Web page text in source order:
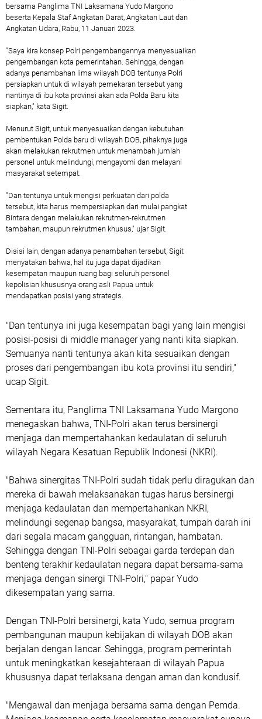
bersama Panglima TNI Laksamana Yudo Margono
beserta Kepala Staf Angkatan Darat, Angkatan Laut dan
Angkatan Udara, Rabu, 11 Januari 2023.
"Saya kira konsep Polri pengembangannya menyesuaikan
pengembangan kota pemerintahan. Sehingga, dengan
adanya penambahan lima wilayah DOB tentunya Polri
persiapkan untuk di wilayah pemekaran tersebut yang
nantinya di ibu kota provinsi akan ada Polda Baru kita
siapkan," kata Sigit.
Menurut Sigit, untuk menyesuaikan dengan kebutuhan
pembentukan Polda baru di wilayah DOB, pihaknya juga
akan melakukan rekrutmen untuk menambah jumlah
personel untuk melindungi, mengayomi dan melayani
masyarakat setempat.
"Dan tentunya untuk mengisi perkuatan dari polda
tersebut, kita harus mempersiapkan dari mulai pangkat
Bintara dengan melakukan rekrutmen-rekrutmen
tambahan, maupun rekrutmen khusus," ujar Sigit.
Disisi lain, dengan adanya penambahan tersebut, Sigit
menyatakan bahwa, hal itu juga dapat dijadikan
kesempatan maupun ruang bagi seluruh personel
kepolisian khususnya orang asli Papua untuk
mendapatkan posisi yang strategis.
"Dan tentunya ini juga kesempatan bagi yang lain mengisi
posisi-posisi di middle manager yang nanti kita siapkan.
Semuanya nanti tentunya akan kita sesuaikan dengan
proses dari pengembangan ibu kota provinsi itu sendiri,"
ucap Sigit.
Sementara itu, Panglima TNI Laksamana Yudo Margono
menegaskan bahwa, TNI-Polri akan terus bersinergi
menjaga dan mempertahankan kedaulatan di seluruh
wilayah Negara Kesatuan Republik Indonesi (NKRI).
"Bahwa sinergitas TNI-Polri sudah tidak perlu diragukan dan
mereka di bawah melaksanakan tugas harus bersinergi
menjaga kedaulatan dan mempertahankan NKRI,
melindungi segenap bangsa, masyarakat, tumpah darah ini
dari segala macam gangguan, rintangan, hambatan.
Sehingga dengan TNI-Polri sebagai garda terdepan dan
benteng terakhir kedaulatan negara dapat bersama-sama
menjaga dengan sinergi TNI-Polri," papar Yudo
dikesempatan yang sama.
Dengan TNI-Polri bersinergi, kata Yudo, semua program
pembangunan maupun kebijakan di wilayah DOB akan
berjalan dengan lancar. Sehingga, program pemerintah
untuk meningkatkan kesejahteraan di wilayah Papua
khususnya dapat terlaksana dengan aman dan kondusif.
"Mengawal dan menjaga bersama sama dengan Pemda.